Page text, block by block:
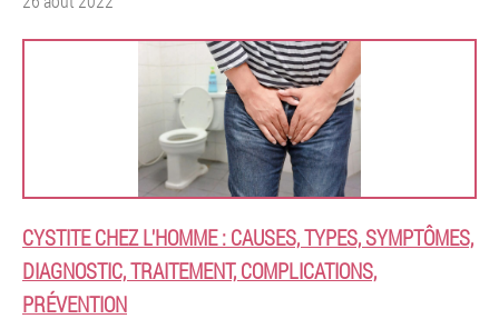
CYSTITE CHEZ L'HOMME : CAUSES, TYPES, SYMPTÔMES,
DIAGNOSTIC, TRAITEMENT, COMPLICATIONS,
PRÉVENTION